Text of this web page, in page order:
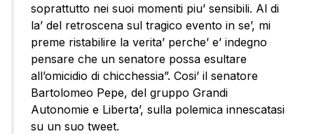
soprattutto nei suoi momenti piu’ sensibili. Al di
la’ del retroscena sul tragico evento in se’, mi
preme ristabilire la verita’ perche’ e’ indegno
pensare che un senatore possa esultare
all’omicidio di chicchessia”. Cosi’ il senatore
Bartolomeo Pepe, del gruppo Grandi
Autonomie e Liberta’, sulla polemica innescatasi
su un suo tweet.